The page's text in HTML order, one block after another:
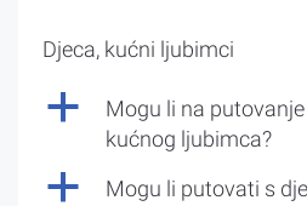
Djeca, kućni ljubimci
a
Mogu li na
kućnog ljubimca?
a Mogu li putovati s